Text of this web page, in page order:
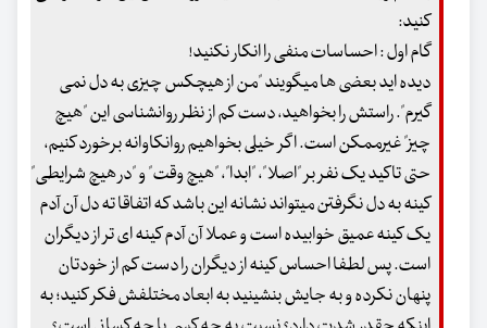
کنید:
گام اول : احساسات منفی را انکار نکنید!
دیده ‏اید بعضی‏ ها می‏گویند "من از هیچ‏کس چیزی به دل نمی‏
گیرم". راستش را بخواهید، دست کم از نظر روان‏شناسی این "هیچ‏
چیز" غیرممکن است. اگر خیلی بخواهیم روانکاوانه برخورد کنیم،
حتی تاکید یک نفر بر "اصلا"، "ابدا"، "هیچ ‏وقت" و "در هیچ شرایطی"
کینه به دل نگرفتن می‏تواند نشانه این باشد که اتفاقا ته دل آن آدم
یک کینه عمیق خوابیده است و عملا آن آدم کینه‏ ای ‏تر از دیگران
است. پس لطفا احساس کینه از دیگران را دست کم از خودتان
پنهان نکرده و به جایش بنشینید به ابعاد مختلفش فکر کنید؛ به